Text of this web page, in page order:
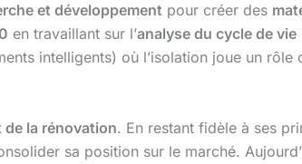
et développement pour créer des
en travaillant sur l’analyse du cycle de vie
intelligents) où l’isolation joue un rôle
la rénovation. En restant fidèle à ses
sa position sur le marché.